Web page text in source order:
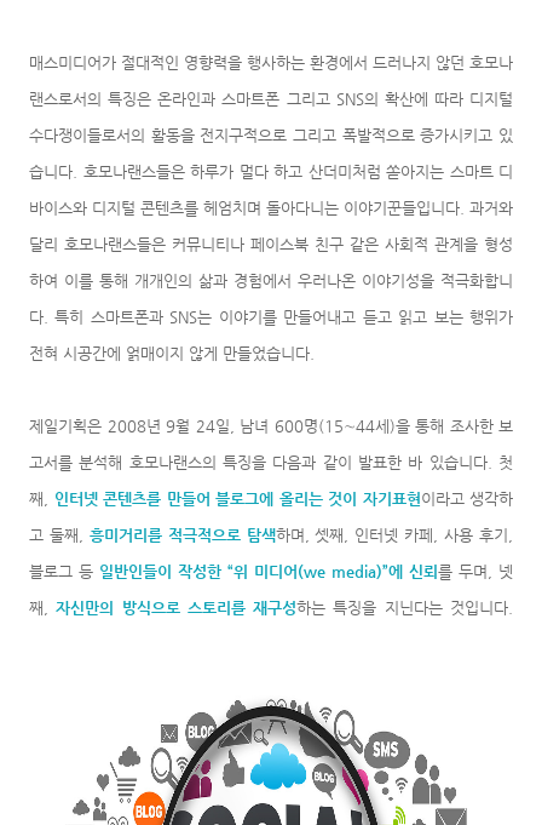
매스미디어가 절대적인 영향력을 행사하는 환경에서 드러나지 않던 호모나
랜스로서의 특징은 온라인과 스마트폰 그리고 SNS의 확산에 따라 디지털
수다쟁이들로서의 활동을 전지구적으로 그리고 폭발적으로 증가시키고 있
습니다. 호모나랜스들은 하루가 멀다 하고 산더미처럼 쏟아지는 스마트 디
바이스와 디지털 콘텐츠를 헤엄치며 돌아다니는 이야기꾼들입니다. 과거와
달리 호모나랜스들은 커뮤니티나 페이스북 친구 같은 사회적 관계을 형성
하여 이를 통해 개개인의 삶과 경험에서 우러나온 이야기성을 적극화합니
다. 특히 스마트폰과 SNS는 이야기를 만들어내고 듣고 읽고 보는 행위가
전혀 시공간에 얽매이지 않게 만들었습니다.
제일기획은 2008년 9월 24일, 남녀 600명(15∼44세)을 통해 조사한 보
고서를 분석해 호모나랜스의 특징을 다음과 같이 발표한 바 있습니다. 첫
째, 인터넷 콘텐츠를 만들어 블로그에 올리는 것이 자기표현이라고 생각하
고 둘째, 흥미거리를 적극적으로 탐색하며, 셋째, 인터넷 카페, 사용 후기,
블로그 등 일반인들이 작성한 “위 미디어(we media)”에 신뢰를 두며, 넷
째,자신만의 방식으로 스토리를 재구성하는 특징을 지닌다는 것입니다.